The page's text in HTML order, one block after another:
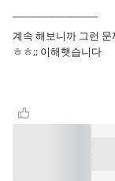
계속 해보니까 그런
ㅎㅎ;; 이해햇습니다